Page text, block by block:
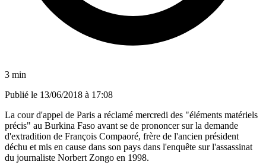
3 min
Publié le 13/06/2018 à 17:08
La cour d'appel de Paris a réclamé mercredi des "éléments matériels
précis" au Burkina Faso avant se de prononcer sur la demande
d'extradition de François Compaoré, frère de l'ancien président
déchu et mis en cause dans son pays dans l'enquête sur l'assassinat
du journaliste Norbert Zongo en 1998.